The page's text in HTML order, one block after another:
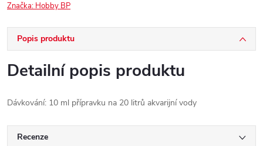
Značka: Hobby BP
Popis produktu
Detailní popis produktu
Dávkování: 10 ml přípravku na 20 litrů akvarijní vody
Recenze